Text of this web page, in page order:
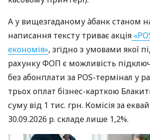
А у вищезгаданому àбанк станом
написання тексту триває акція
економія», згідно з умовами якої
рахунку ФОП є можливість
без абонплати за POS-термінал у
трьох оплат бізнес-карткою
суму від 1 тис. грн. Комісія за
30.09.2026 р. складе лише 1,2%.